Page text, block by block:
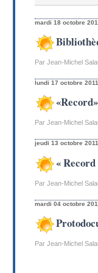
mardi 18 octobre
Par Jean-Michel
lundi 17 octobre 2011
Par Jean-Michel
jeudi 13 octobre 2011
«
Par Jean-Michel
mardi 04 octobre
Par Jean-Michel